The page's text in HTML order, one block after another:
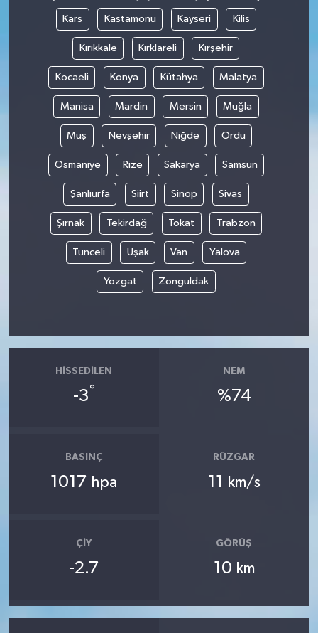
Kars Kastamonu Kayseri Kilis
Kırıkkale Kırklareli Kırşehir
Kocaeli Konya Kütahya Malatya
Manisa Mardin Mersin Muğla
Muş Nevşehir Niğde Ordu
Osmaniye Rize Sakarya Samsun
Şanlıurfa Siirt Sinop Sivas
Şırnak Tekirdağ Tokat Trabzon
Tunceli Uşak Van Yalova
Yozgat Zonguldak
HISSEDILEN
-3°
NEM
%74
BASINÇ
1017 hpa
RÜZGAR
11 km/s
ÇIY
-2.7
GÖRÜŞ
10 km